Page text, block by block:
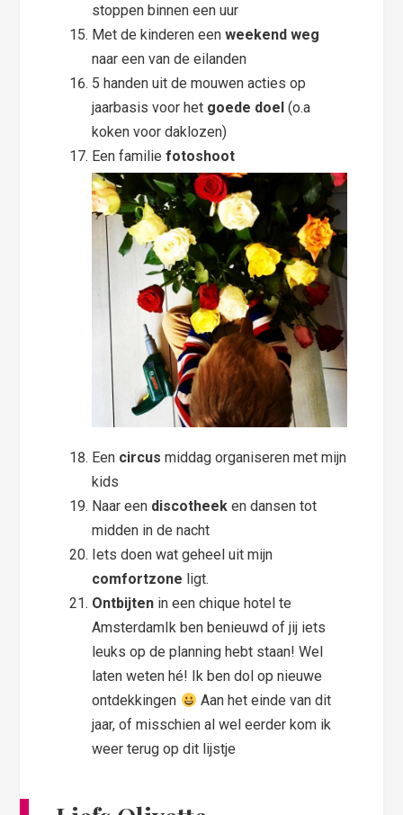
stoppen binnen een uur
Met de kinderen eenweekend weg
naar een van de eilanden
5 handen uit de mouwen acties op
jaarbasis voor het goede doel (o.a
koken voor daklozen)
Een familiefotoshoot
Een circus middag organiseren met mijn
kids
Naar een discotheek en dansen tot
midden in de nacht
Iets doen wat geheel uit mijn
comfortzone ligt.
Ontbijten in een chique hotel te
AmsterdamIk ben benieuwd of jij iets
leuks op de planning hebt staan! Wel
laten weten hé! Ik ben dol op nieuwe
ontdekkingen
Aan het einde van dit
jaar, of misschien al wel eerder kom ik
weer terug op dit lijstje